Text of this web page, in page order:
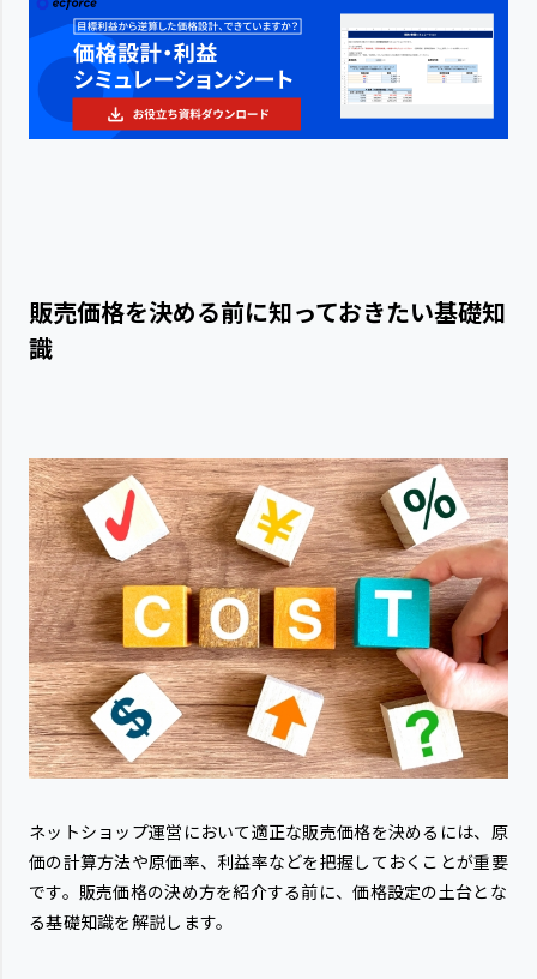
販売価格を決める前に知っておきたい基礎知
識
ネットショップ運営において適正な販売価格を決めるには、原
価の計算方法や原価率、利益率などを把握しておくことが重要
です。販売価格の決め方を紹介する前に、価格設定の土台とな
る基礎知識を解説します。